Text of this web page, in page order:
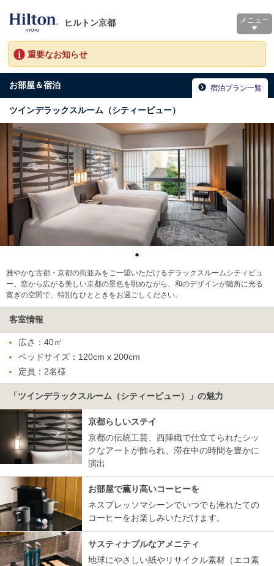
ヒルトン京都 メニュー
重要なお知らせ
お部屋＆宿泊 宿泊プラン一覧
ツインデラックスルーム（シティービュー）
雅やかな古都・京都の街並みをご一望いただけるデラックスルームシティビュ
ー。窓から広がる美しい京都の景色を眺めながら、和のデザインが随所に光る
寛ぎの空間で、特別なひとときをお過ごしください。
客室情報
広さ：40㎡
ベッドサイズ：120cm x 200cm
定員：2名様
「ツインデラックスルーム（シティービュー）」の魅力
京都らしいステイ
京都の伝統工芸、西陣織で仕立てられたシッ
クなアートが飾られ、滞在中の時間を豊かに
演出
お部屋で薫り高いコーヒーを
ネスプレッソマシーンでいつでも淹れたての
コーヒーをお楽しみいただけます。
サスティナブルなアメニティ
地球にやさしい紙やリサイクル素材（エコ素